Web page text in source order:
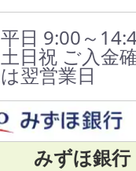
平日 9:00～
土日祝 ご入金
は翌営業日
みずほ銀行